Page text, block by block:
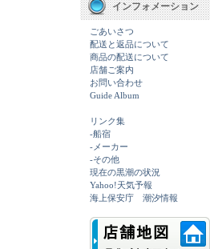
インフォメーション
ごあいさつ
配送と返品について
商品の配送について
店舗ご案内
お問い合わせ
Guide Album
リンク集
-船宿
-メーカー
-その他
現在の黒潮の状況
Yahoo!天気予報
海上保安庁 潮汐情報